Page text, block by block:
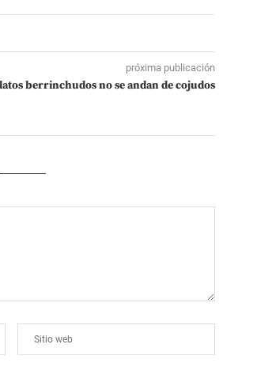
próxima publicación
berrinchudos no se andan de cojudos